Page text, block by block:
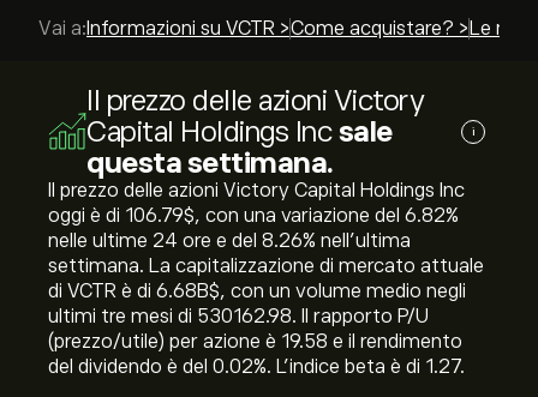
Vai a: Informazioni su VCTR >Come acquistare? > Le
Il prezzo delle azioni Victory
Capital Holdings Incsale
questa settimana.
i
Il prezzo delle azioni Victory Capital Holdings Inc
oggi è di 106.79‎$‎, con una variazione del ‎6.82‎%
nelle ultime 24 ore e del ‎8.26‎% nell'ultima
settimana. La capitalizzazione di mercato attuale
di VCTR è di 6.68B‎$‎, con un volume medio negli
ultimi tre mesi di 530162.98. Il rapporto P/U
(prezzo/utile) per azione è 19.58 e il rendimento
del dividendo è del 0.02%. L'indice beta è di 1.27.